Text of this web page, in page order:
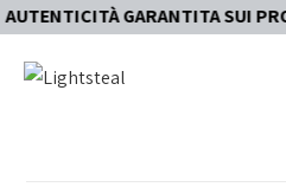
GARANTITA SUI